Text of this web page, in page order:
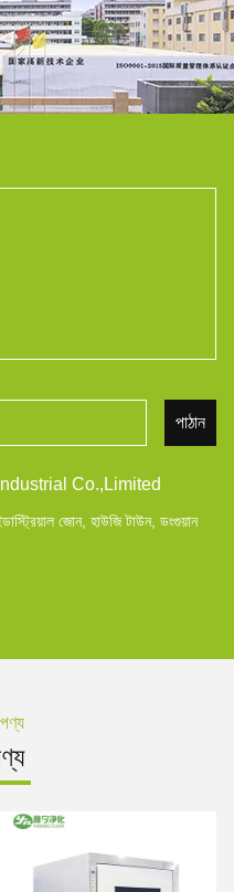
পাঠান
Co.,Limited
জোন, হাউজি টাউন, ডংগুয়ান